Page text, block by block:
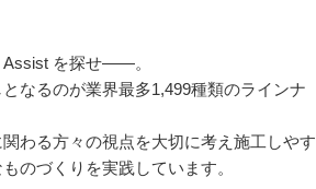
Assist を探せ――。
なるのが業界最多1,499種類のラインナ
わる方々の視点を大切に考え施工しやす
のづくりを実践しています。